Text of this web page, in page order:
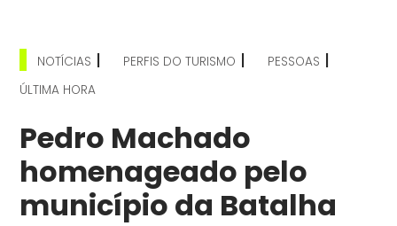
NOTÍCIAS | PERFIS DO TURISMO | PESSOAS |
ÚLTIMA HORA
Pedro Machado
homenageado pelo
município da Batalha